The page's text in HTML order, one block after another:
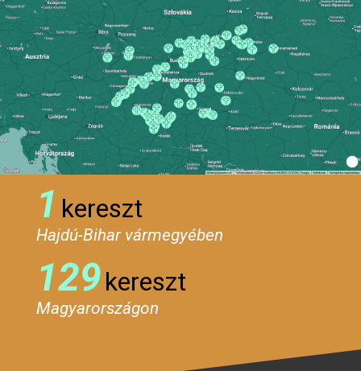
1 kereszt
Hajdú-Bihar vármegyében
129kereszt
Magyarországon